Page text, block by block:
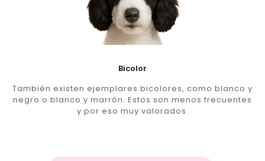
Bicolor
También existen ejemplares bicolores, como blanco y
negro o blanco y marrón. Estos son menos frecuentes
y por eso muy valorados.